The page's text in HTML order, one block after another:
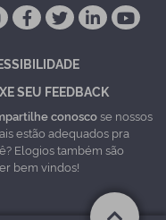
SEU FEEDBACK
conoscose nossos
estão adequados pra
Elogios também são
bem vindos!